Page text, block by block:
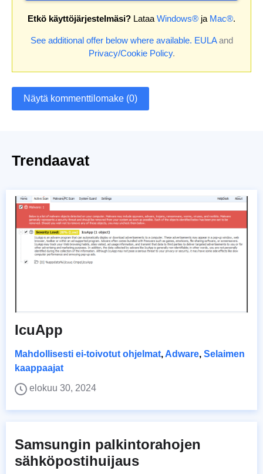
Etkö käyttöjärjestelmäsi? Lataa Windows® ja Mac®.
See additional offer below where available. EULAand
Privacy/Cookie Policy.
Näytä kommenttilomake (0)
Trendaavat
IcuApp
Mahdollisesti ei-toivotut ohjelmat, Adware, Selaimen
kaappaajat
elokuu 30, 2024
Samsungin palkintorahojen
sähköpostihuijaus